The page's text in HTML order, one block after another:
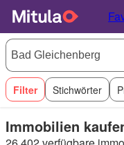
Filter Stichwörter
Immobilien